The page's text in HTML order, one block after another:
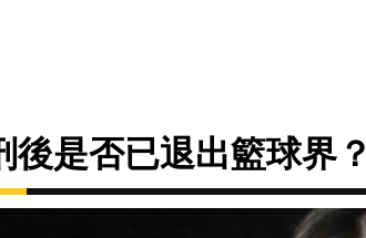
後是否已退出籃球界？